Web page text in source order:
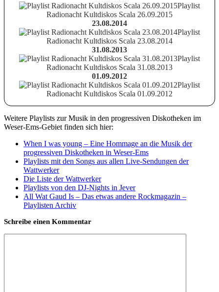
Playlist
Radionacht Kultdiskos Scala 26.09.2015
23.08.2014
Playlist
Radionacht Kultdiskos Scala 23.08.2014
31.08.2013
Playlist
Radionacht Kultdiskos Scala 31.08.2013
01.09.2012
Playlist
Radionacht Kultdiskos Scala 01.09.2012
Weitere Playlists zur Musik in den progressiven Diskotheken im
Weser-Ems-Gebiet finden sich hier:
When I was young – Eine Hommage an die Musik der
progressiven Diskotheken in Weser-Ems
Playlists mit den Songs aus allen Live-Sendungen der
Wattwerker
Die Liste der Wattwerker
Playlists von den DJ-Nights in Jever
All Wat Gaud Is – Das etwas andere Rockmagazin –
Playlisten Archiv
Schreibe einen Kommentar